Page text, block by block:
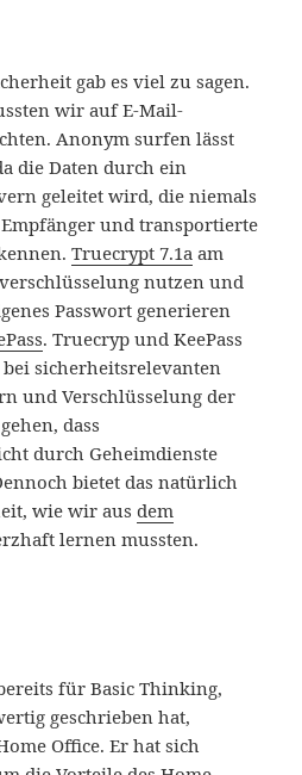
gab es viel zu sagen.
wir auf E-Mail-
Anonym surfen lässt
die Daten durch ein
geleitet wird, die niemals
und transportierte
Truecrypt 7.1a am
nutzen und
Passwort generieren
. Truecryp und KeePass
sicherheitsrelevanten
und Verschlüsselung der
dass
durch Geheimdienste
bietet das natürlich
wie wir ausdem
lernen mussten.
für Basic Thinking,
geschrieben hat,
Office. Er hat sich